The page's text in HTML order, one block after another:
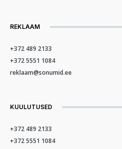
REKLAAM
+372 489 2133
+372 5551 1084
reklaam@sonumid.ee
KUULUTUSED
+372 489 2133
+372 5551 1084